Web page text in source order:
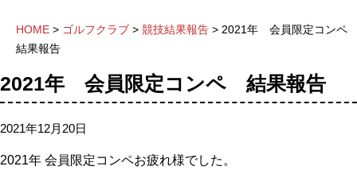
HOME > ゴルフクラブ > 競技結果報告 > 2021年 会員限定コン
結果報告
2021年 会員限定コンペ 結果報告
2021年12月20日
2021年 会員限定コンペお疲れ様でした。